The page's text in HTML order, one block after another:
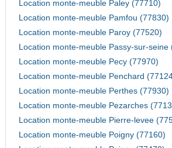
Location monte-meuble Paley (77710)
Location monte-meuble Pamfou (77830)
Location monte-meuble Paroy (77520)
Location monte-meuble Passy-sur-seine
Location monte-meuble Pecy (77970)
Location monte-meuble Penchard
Location monte-meuble Perthes (77930)
Location monte-meuble Pezarches
Location monte-meuble Pierre-levee
Location monte-meuble Poigny (77160)